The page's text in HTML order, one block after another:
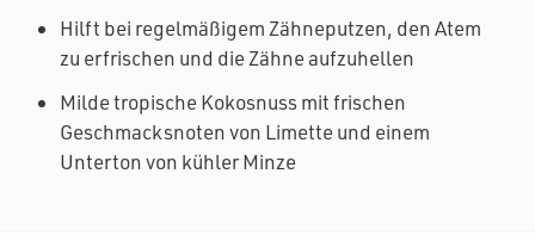
Hilft bei regelmäßigem Zähneputzen, den Atem
zu erfrischen und die Zähne aufzuhellen
Milde tropische Kokosnuss mit frischen
Geschmacksnoten von Limette und einem
Unterton von kühler Minze